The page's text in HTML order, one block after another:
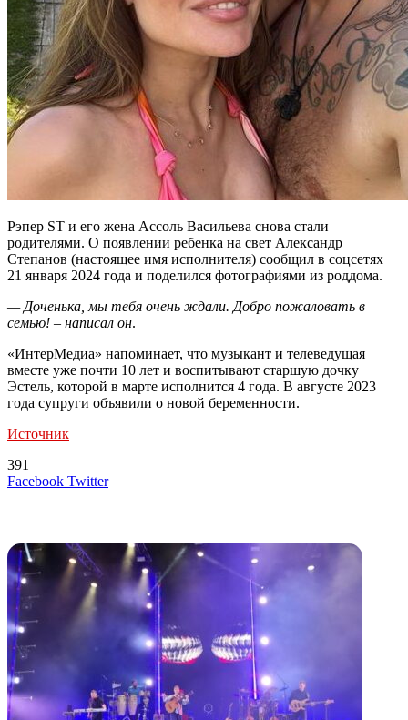
Рэпер ST и его жена Ассоль Васильева снова стали
родителями. О появлении ребенка на свет Александр
Степанов (настоящее имя исполнителя) сообщил в соцсетях
21 января 2024 года и поделился фотографиями из роддома.
— Доченька, мы тебя очень ждали. Добро пожаловать в
семью! – написал он.
«ИнтерМедиа» напоминает, что музыкант и телеведущая
вместе уже почти 10 лет и воспитывают старшую дочку
Эстель, которой в марте исполнится 4 года. В августе 2023
года супруги объявили о новой беременности.
Источник
391
Facebook TwitterLinkedIn
Tumblr
Reddit
Вконтакте
Одноклассники
Skype
Messenger
Messenger
WhatsApp
Telegram
Viber
Line
Поделиться
Печатать